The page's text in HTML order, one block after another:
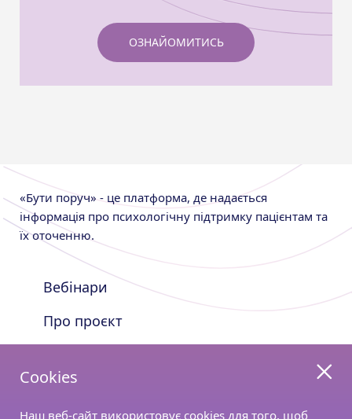
ОЗНАЙОМИТИСЬ
«Бути поруч» - це платформа, де надається
інформація про психологічну підтримку пацієнтам та
їх оточенню.
Вебінари
Про проєкт
Залишайтесь з нами на зв’язку
Cookies
Наш веб-сайт використовує cookies для того, щоб